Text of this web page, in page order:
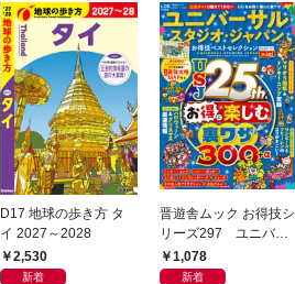
D17 地球の歩き方 タ
イ 2027～2028
2,530
新着
晋遊舎ムック お得技シ
リーズ297 ユニバー
サル・スタジオ・ジャ
パンお得技ベストセレ
1,078
新着